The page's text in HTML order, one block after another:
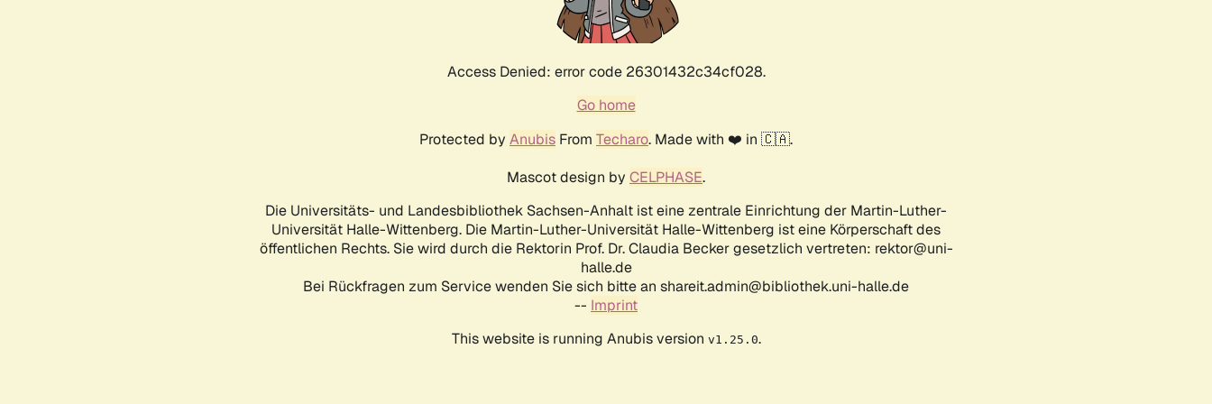
Access Denied: error code 26301432c34cf028.
Go home
Protected by Anubis From Techaro. Made with ❤️ in 🇨🇦.
Mascot design by CELPHASE.
Die Universitäts- und Landesbibliothek Sachsen-Anhalt ist eine zentrale Einrichtung der Martin-Luther-
Universität Halle-Wittenberg. Die Martin-Luther-Universität Halle-Wittenberg ist eine Körperschaft des
öffentlichen Rechts. Sie wird durch die Rektorin Prof. Dr. Claudia Becker gesetzlich vertreten: rektor@uni-
halle.de
Bei Rückfragen zum Service wenden Sie sich bitte an shareit.admin@bibliothek.uni-halle.de
-- Imprint
This website is running Anubis version v1.25.0.